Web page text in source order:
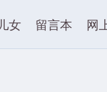
女 留言本 网